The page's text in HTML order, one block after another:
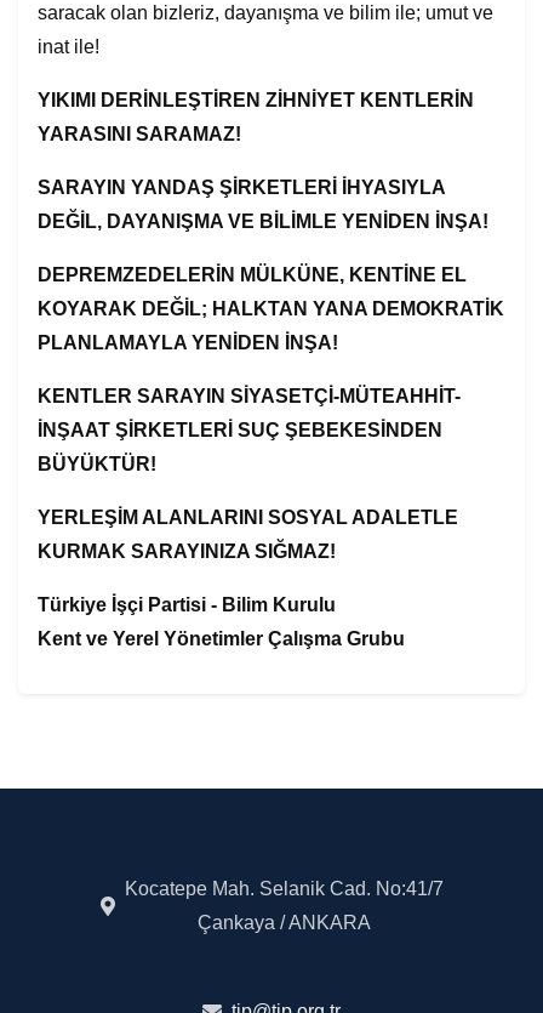
saracak olan bizleriz, dayanışma ve bilim ile; umut ve
inat ile!
YIKIMI DERİNLEŞTİREN ZİHNİYET KENTLERİN
YARASINI SARAMAZ!
SARAYIN YANDAŞ ŞİRKETLERİ İHYASIYLA
DEĞİL, DAYANIŞMA VE BİLİMLE YENİDEN İNŞA!
DEPREMZEDELERİN MÜLKÜNE, KENTİNE EL
KOYARAK DEĞİL; HALKTAN YANA DEMOKRATİK
PLANLAMAYLA YENİDEN İNŞA!
KENTLER SARAYIN SİYASETÇİ-MÜTEAHHİT-
İNŞAAT ŞİRKETLERİ SUÇ ŞEBEKESİNDEN
BÜYÜKTÜR!
YERLEŞİM ALANLARINI SOSYAL ADALETLE
KURMAK SARAYINIZA SIĞMAZ!
Türkiye İşçi Partisi - Bilim Kurulu
Kent ve Yerel Yönetimler Çalışma Grubu
Kocatepe Mah. Selanik Cad. No:41/7
Çankaya / ANKARA